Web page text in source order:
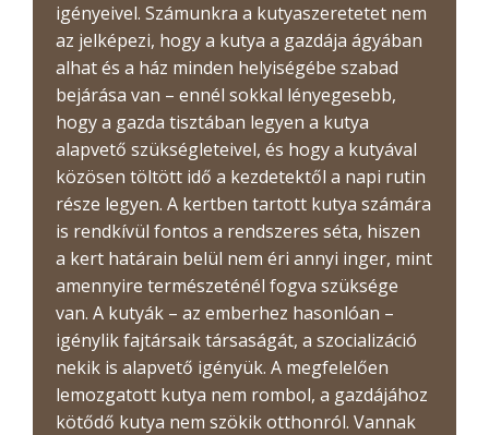
igényeivel. Számunkra a kutyaszeretetet nem
az jelképezi, hogy a kutya a gazdája ágyában
alhat és a ház minden helyiségébe szabad
bejárása van – ennél sokkal lényegesebb,
hogy a gazda tisztában legyen a kutya
alapvető szükségleteivel, és hogy a kutyával
közösen töltött idő a kezdetektől a napi rutin
része legyen. A kertben tartott kutya számára
is rendkívül fontos a rendszeres séta, hiszen
a kert határain belül nem éri annyi inger, mint
amennyire természeténél fogva szüksége
van. A kutyák – az emberhez hasonlóan –
igénylik fajtársaik társaságát, a szocializáció
nekik is alapvető igényük. A megfelelően
lemozgatott kutya nem rombol, a gazdájához
kötődő kutya nem szökik otthonról. Vannak